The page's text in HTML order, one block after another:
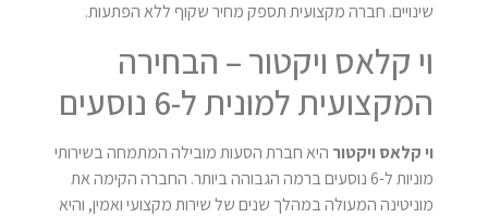
שינויים. חברה מקצועית תספק מחיר שקוף ללא הפתעות.
וי קלאס ויקטור – הבחירה
המקצועית למונית ל-6 נוסעים
וי קלאס ויקטור היא חברת הסעות מובילה המתמחה בשירותי
מוניות ל-6 נוסעים ברמה הגבוהה ביותר. החברה הקימה את
מוניטינה המעולה במהלך שנים של שירות מקצועי ואמין, והיא